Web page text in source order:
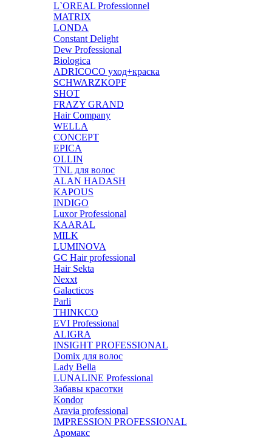
L`OREAL Professionnel
MATRIX
LONDA
Constant Delight
Dew Professional
Biologica
ADRICOCO уход+краска
SCHWARZKOPF
SHOT
FRAZY GRAND
Hair Company
WELLA
CONCEPT
EPICA
OLLIN
TNL для волос
ALAN HADASH
KAPOUS
INDIGO
Luxor Professional
KAARAL
MILK
LUMINOVA
GC Hair professional
Hair Sekta
Nexxt
Galacticos
Parli
THINKCO
EVI Professional
ALIGRA
INSIGHT PROFESSIONAL
Domix для волос
Lady Bella
LUNALINE Professional
Забавы красотки
Kondor
Aravia professional
IMPRESSION PROFESSIONAL
Аромакс